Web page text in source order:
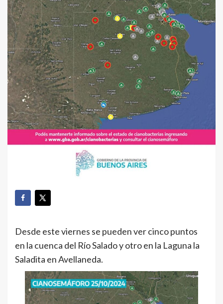
Desde este viernes se pueden ver cinco puntos
en la cuenca del Río Salado y otro en la Laguna la
Saladita en Avellaneda.